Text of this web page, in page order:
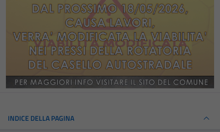
INDICE DELLA PAGINA